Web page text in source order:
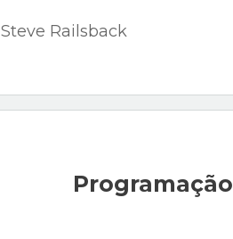
Steve Railsback
Programação